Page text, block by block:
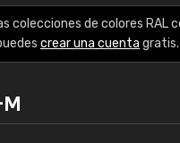
colecciones de colores RAL
crear una cuenta gratis.